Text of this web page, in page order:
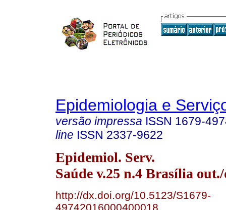
Epidemiologia e
versão impressa ISSN 1679-
line ISSN 2337-9622
Epidemiol. Serv.
Saúde v.25 n.4 Brasília out./
http://dx.doi.org/10.5123/S1679-
49742016000400018